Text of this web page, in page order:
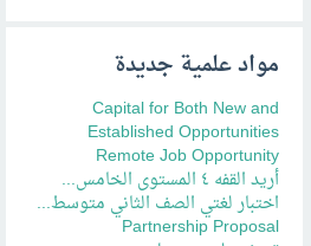
مواد علمية جديدة
Capital for Both New and
Established Opportunities
Remote Job Opportunity
أريد القفه ٤ المستوى الخامس...
اختبار لغتي الصف الثاني متوسط...
Partnership Proposal